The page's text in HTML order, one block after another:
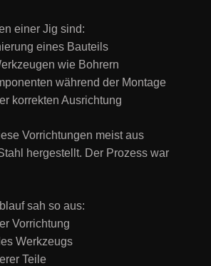
einer Jig sind:
eines Bauteils
wie Bohrern
während der Montage
korrekten Ausrichtung
Vorrichtungen meist aus
hergestellt. Der Prozess war
sah so aus:
Vorrichtung
Werkzeugs
Teile